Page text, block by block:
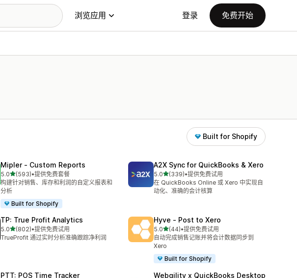
浏览应用 登录 免费开始
Built for Shopify
Mipler ‑ Custom Reports
5.0星（满分 5 星）
(593)
总共 593 条评论
•提供免费套餐
构建针对销售、库存和利润的自定义报表和
分析
Built for Shopify
A2X Sync for QuickBooks & Xero
5.0星（满分 5 星）
(339)
总共 339 条评论
•提供免费试用
在 QuickBooks Online 或 Xero 中实现自
动化、准确的会计核算
TP: True Profit Analytics
5.0星（满分 5 星）
(802)
总共 802 条评论
•提供免费试用
TrueProfit 通过实时分析准确跟踪净利润
Hyve ‑ Post to Xero
5.0星（满分 5 星）
(44)
总共 44 条评论
•提供免费试用
自动完成销售记账并将会计数据同步到
Xero
Built for Shopify
PTT: POS Time Tracker Webgility x QuickBooks Desktop